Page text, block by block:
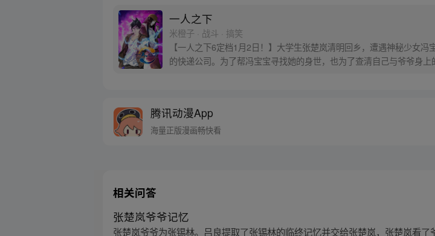
一人之下
米橙子 · 战斗 · 搞笑
【一人之下6定档1月2日！】大学生张楚岚清明回乡，遭遇神秘少女
的快递公司。为了帮冯宝宝寻找她的身世，也为了查清自己与爷爷身
腾讯动漫App
海量正版漫画畅快看
相关问答
张楚岚爷爷记忆
张楚岚爷爷为张锡林。吕良提取了张锡林的临终记忆并交给张楚岚，张楚岚看